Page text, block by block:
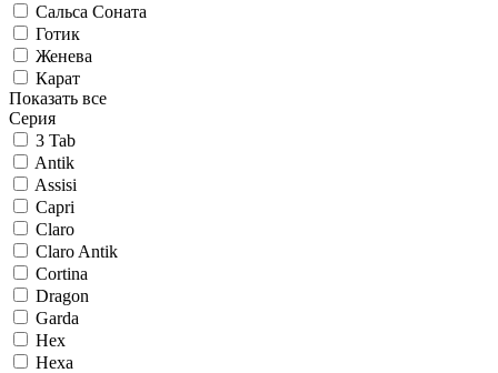
Сальса Соната
Готик
Женева
Карат
Показать все
Серия
3 Tab
Antik
Assisi
Capri
Claro
Claro Antik
Cortina
Dragon
Garda
Hex
Hexa